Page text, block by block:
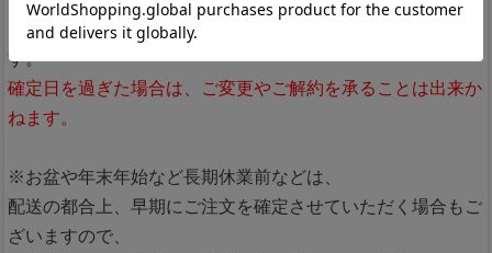
※次回配送日の 7営業日前 までキャンセル(ご解約)が可能で
す。
確定日を過ぎた場合は、ご変更やご解約を承ることは出来か
ねます。
※お盆や年末年始など長期休業前などは、
配送の都合上、早期にご注文を確定させていただく場合もご
ざいますので、